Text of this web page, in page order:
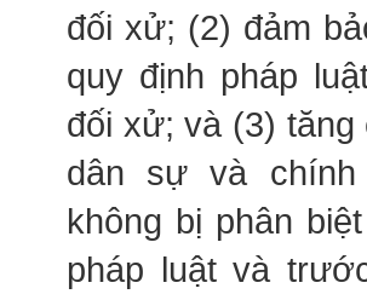
đối xử; (2) đảm
quy định pháp
đối xử; và (3)
dân sự và
không bị phân
pháp luật và